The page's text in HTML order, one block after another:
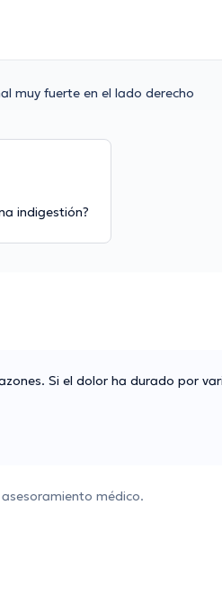
muy fuerte en el lado derecho
indigestión?
Si el dolor ha durado por
médico.